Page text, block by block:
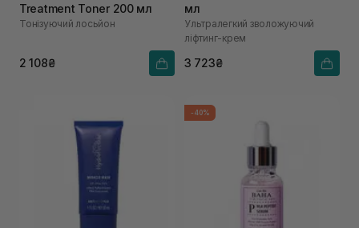
Treatment Toner 200 мл
Тонізуючий лосьйон
2 108₴
мл
Ультралегкий зволожуючий
ліфтинг-крем
3 723₴
-40%